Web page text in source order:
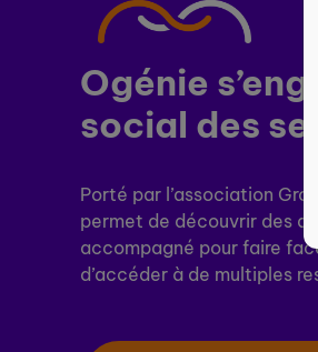
Ogénie
social des
Porté par l’association
permet de découvrir des
accompagné pour faire
d’accéder à de multiples